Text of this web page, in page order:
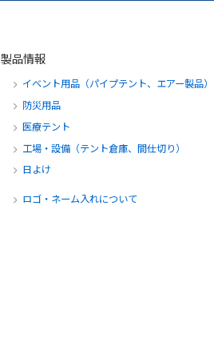
製品情報
イベント用品（パイプテント、エアー製品）
防災用品
医療テント
工場・設備（テント倉庫、間仕切り）
日よけ
ロゴ・ネーム入れについて